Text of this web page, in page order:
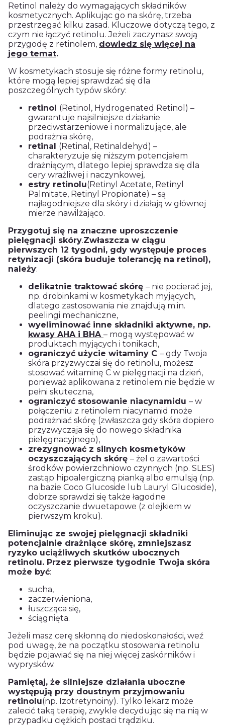
Retinol należy do wymagających składników
kosmetycznych. Aplikując go na skórę, trzeba
przestrzegać kilku zasad. Kluczowe dotyczą tego, z
czym nie łączyć retinolu. Jeżeli zaczynasz swoją
przygodę z retinolem, dowiedz się więcej na
jego temat.
W kosmetykach stosuje się różne formy retinolu,
które mogą lepiej sprawdzać się dla
poszczególnych typów skóry:
retinol (Retinol, Hydrogenated Retinol) –
gwarantuje najsilniejsze działanie
przeciwstarzeniowe i normalizujące, ale
podrażnia skórę,
retinal (Retinal, Retinaldehyd) –
charakteryzuje się niższym potencjałem
drażniącym, dlatego lepiej sprawdza się dla
cery wrażliwej i naczynkowej,
estry retinolu(Retinyl Acetate, Retinyl
Palmitate, Retinyl Propionate) – są
najłagodniejsze dla skóry i działają w głównej
mierze nawilżająco.
Przygotuj się na znaczne uproszczenie
pielęgnacji skóry.Zwłaszcza w ciągu
pierwszych 12 tygodni, gdy występuje proces
retynizacji (skóra buduje tolerancję na retinol),
należy:
delikatnie traktować skórę – nie pocierać jej,
np. drobinkami w kosmetykach myjących,
dlatego zastosowania nie znajdują m.in.
peelingi mechaniczne,
wyeliminować inne składniki aktywne, np.
kwasy AHA i BHA – mogą występować w
produktach myjących i tonikach,
ograniczyć użycie witaminy C – gdy Twoja
skóra przyzwyczai się do retinolu, możesz
stosować witaminę C w pielęgnacji na dzień,
ponieważ aplikowana z retinolem nie będzie w
pełni skuteczna,
ograniczyć stosowanie niacynamidu – w
połączeniu z retinolem niacynamid może
podrażniać skórę (zwłaszcza gdy skóra dopiero
przyzwyczaja się do nowego składnika
pielęgnacyjnego),
zrezygnować z silnych kosmetyków
oczyszczających skórę – żel o zawartości
środków powierzchniowo czynnych (np. SLES)
zastąp hipoalergiczną pianką albo emulsją (np.
na bazie Coco Glucoside lub Lauryl Glucoside),
dobrze sprawdzi się także łagodne
oczyszczanie dwuetapowe (z olejkiem w
pierwszym kroku).
Eliminując ze swojej pielęgnacji składniki
potencjalnie drażniące skórę, zmniejszasz
ryzyko uciążliwych skutków ubocznych
retinolu. Przez pierwsze tygodnie Twoja skóra
może być:
sucha,
zaczerwieniona,
łuszcząca się,
ściągnięta.
Jeżeli masz cerę skłonną do niedoskonałości, weź
pod uwagę, że na początku stosowania retinolu
będzie pojawiać się na niej więcej zaskórników i
wyprysków.
Pamiętaj, że silniejsze działania uboczne
występują przy doustnym przyjmowaniu
retinolu(np. Izotretynoiny). Tylko lekarz może
zalecić taką terapię, zwykle decydując się na nią w
przypadku ciężkich postaci trądziku.